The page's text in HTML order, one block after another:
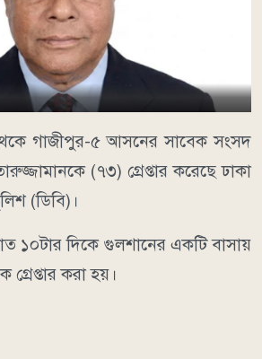
গাজীপুর-৫ আসনের সাবেক সংসদ
(৭৩) গ্রেপ্তার করেছে ঢাকা
(ডিবি)।
১০টার দিকে গুলশানের একটি বাসায়
গ্রেপ্তার করা হয়।